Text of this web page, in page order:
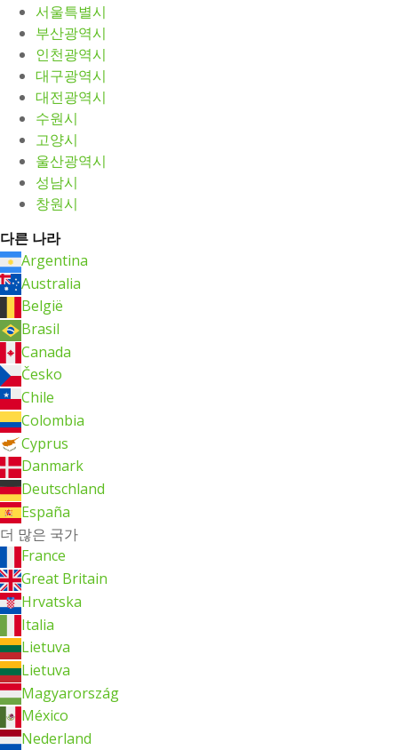
서울특별시
부산광역시
인천광역시
대구광역시
대전광역시
수원시
고양시
울산광역시
성남시
창원시
다른 나라
Argentina
Australia
België
Brasil
Canada
Česko
Chile
Colombia
Cyprus
Danmark
Deutschland
España
더 많은 국가
France
Great Britain
Hrvatska
Italia
Lietuva
Lietuva
Magyarország
México
Nederland